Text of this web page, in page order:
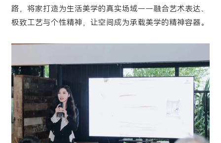
路，将家打造为生活美学的真实场域——融合艺术表达、
极致工艺与个性精神，让空间成为承载美学的精神容器。